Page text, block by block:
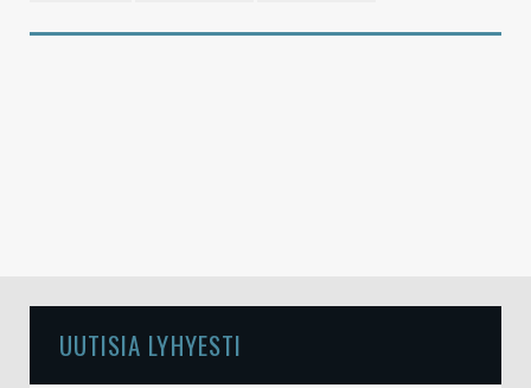
UUTISIA LYHYESTI